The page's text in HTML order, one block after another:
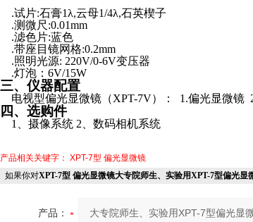
.试片:石膏1 λ,云母1/4λ,石英楔子
.测微尺 :0.01mm
.滤色片:蓝色
.带座目镜网格:0.2mm
.照明光源: 220V/0-6V变压器
.灯泡： 6V/15W
三、仪器配置
电视型偏光显微镜（XPT-7V）： 1.偏光显微镜
四、选购件
1 、摄像系统 2 、数码相机系统
产品相关关键字： XPT-7型 偏光显微镜
如果你对XPT-7型 偏光显微镜大专院师生、实验用XPT-7型偏光显
产品：